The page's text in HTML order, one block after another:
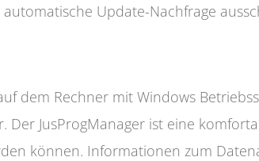
Update-Nachfrage
dem Rechner mit Windows
Der JusProgManager ist eine
können. Informationen zum